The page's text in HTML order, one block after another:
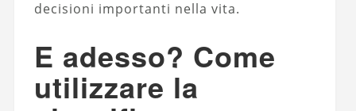
decisioni importanti nella vita.
E adesso? Come
utilizzare la